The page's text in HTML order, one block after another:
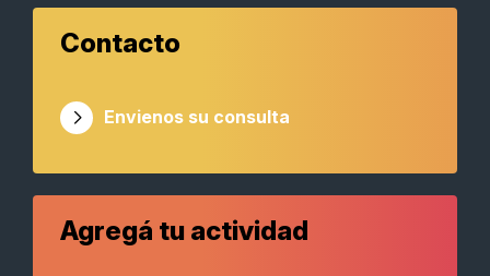
Contacto
Envienos su consulta
Agregá tu actividad